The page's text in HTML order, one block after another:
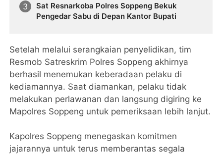
Sat Resnarkoba Polres Soppeng Bekuk
Pengedar Sabu di Depan Kantor Bupati
Setelah melalui serangkaian penyelidikan, tim
Resmob Satreskrim Polres Soppeng akhirnya
berhasil menemukan keberadaan pelaku di
kediamannya. Saat diamankan, pelaku tidak
melakukan perlawanan dan langsung digiring ke
Mapolres Soppeng untuk pemeriksaan lebih lanjut.
Kapolres Soppeng menegaskan komitmen
jajarannya untuk terus memberantas segala